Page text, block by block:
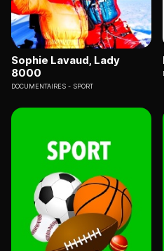
Sophie Lavaud, Lady
8000
DOCUMENTAIRES SPORT